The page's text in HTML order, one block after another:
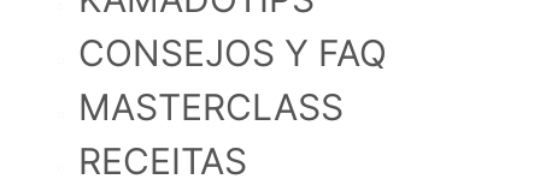
CONSEJOS Y FAQ
MASTERCLASS
RECEITAS